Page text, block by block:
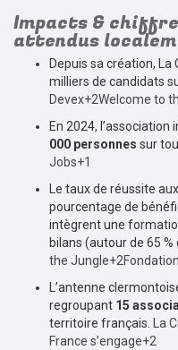
Impacts &
attendus
Depuis sa création,
milliers de candidats
Devex+2Welcome to
En 2024,
000 personnes sur
Jobs+1
Le taux de réussite
pourcentage de
intègrent une
bilans (autour de 65
the
L’antenne
regroupant 15
territoire français.
La
France s’engage+2